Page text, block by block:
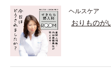
ヘルスケア
おりものが